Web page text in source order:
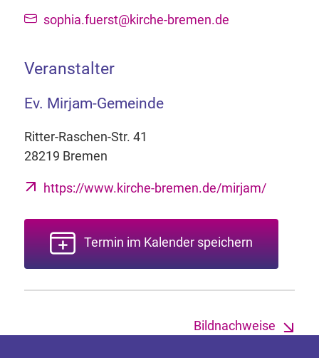
sophia.fuerst@kirche-bremen.de
Veranstalter
Ev. Mirjam-Gemeinde
Ritter-Raschen-Str. 41
28219 Bremen
https://www.kirche-bremen.de/mirjam/
Termin im Kalender speichern
Bildnachweise